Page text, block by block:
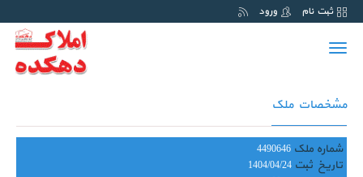
ثبت نام ورود
Toggle
مشخصات ملک
شماره ملک 4490646
تاریخ ثبت 1404/04/24